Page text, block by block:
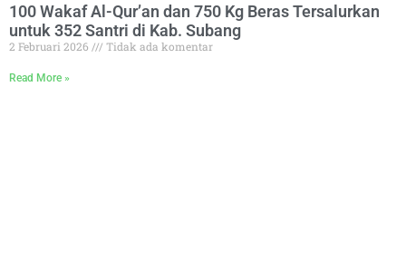
100 Wakaf Al-Qur’an dan 750 Kg Beras Tersalurkan
untuk 352 Santri di Kab. Subang
2 Februari 2026 Tidak ada komentar
Read More »